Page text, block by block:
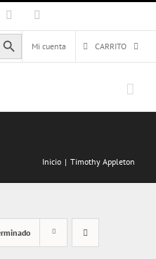
Instagram
de búsqueda
Mi cuenta
CARRITO
Inicio Timothy Appleton